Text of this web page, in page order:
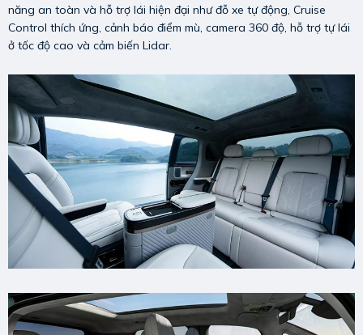
năng an toàn và hỗ trợ lái hiện đại như đỗ xe tự động, Cruise
Control thích ứng, cảnh báo điểm mù, camera 360 độ, hỗ trợ tự lái
ở tốc độ cao và cảm biến Lidar.